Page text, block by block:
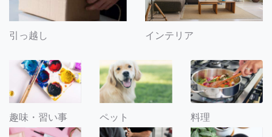
引っ越し インテリア
趣味・習い事 ペット 料理